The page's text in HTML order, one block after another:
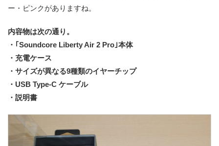
ー・ピンクがありますね。
内容物は次の通り。
・｢Soundcore Liberty Air 2 Pro｣本体
・充電ケース
・サイズが異なる9種類のイヤーチップ
・USB Type-C ケーブル
・説明書